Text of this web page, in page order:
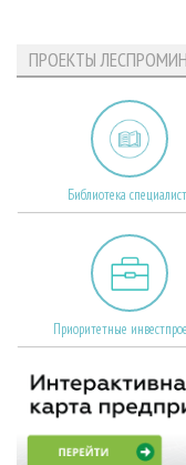
ПРОЕКТЫ
Библиотека
Приоритетные